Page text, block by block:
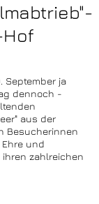
September ja
dennoch -
aus der
Besucherinnen
und
zahlreichen